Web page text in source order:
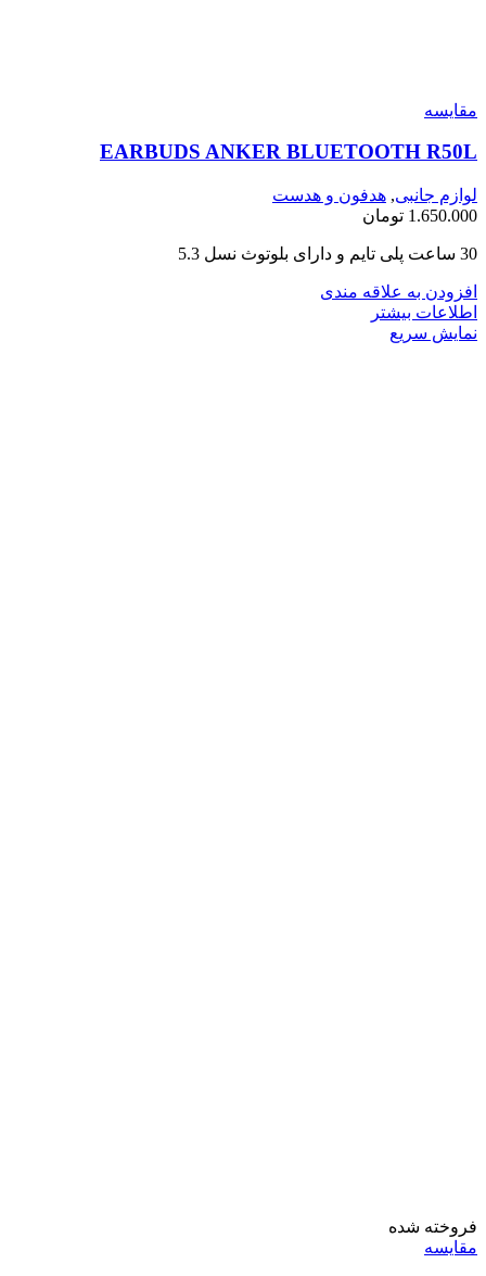
مقايسه
EARBUDS ANKER BLUETOOTH R50L
لوازم جانبی, هدفون و هدست
1.650.000 تومان
30 ساعت پلی تایم و دارای بلوتوث نسل 5.3
افزودن به علاقه مندی
اطلاعات بیشتر
نمایش سریع
فروخته شده
مقايسه